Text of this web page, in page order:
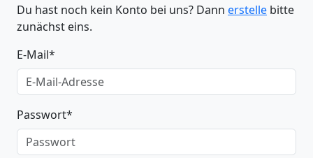
Du hast noch kein Konto bei uns? Dann erstelle bitte
zunächst eins.
E-Mail*
Passwort*